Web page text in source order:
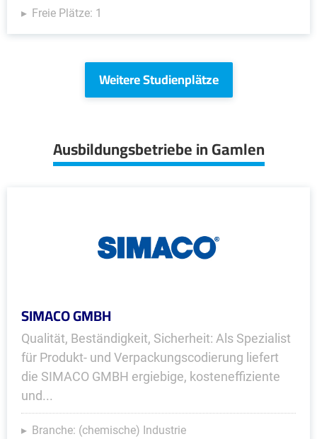
Freie Plätze: 1
Weitere Studienplätze
Ausbildungsbetriebe in Gamlen
SIMACO GMBH
Qualität, Beständigkeit, Sicherheit: Als Spezialist
für Produkt- und Verpackungscodierung liefert
die SIMACO GMBH ergiebige, kosteneffiziente
und...
Branche: (chemische) Industrie